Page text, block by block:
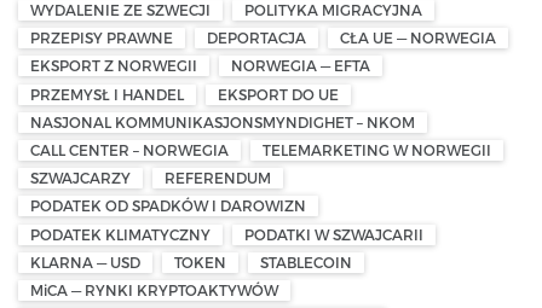
WYDALENIE ZE SZWECJI
POLITYKA MIGRACYJNA
PRZEPISY PRAWNE
DEPORTACJA
CŁA UE — NORWEGIA
EKSPORT Z NORWEGII
NORWEGIA — EFTA
PRZEMYSŁ I HANDEL
EKSPORT DO UE
NASJONAL KOMMUNIKASJONSMYNDIGHET – NKOM
CALL CENTER – NORWEGIA
TELEMARKETING W NORWEGII
SZWAJCARZY
REFERENDUM
PODATEK OD SPADKÓW I DAROWIZN
PODATEK KLIMATYCZNY
PODATKI W SZWAJCARII
KLARNA — USD
TOKEN
STABLECOIN
MiCA — RYNKI KRYPTOAKTYWÓW